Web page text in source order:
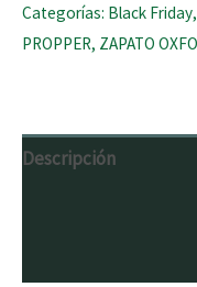
Categorías: Black Friday,
PROPPER, ZAPATO
Descripción